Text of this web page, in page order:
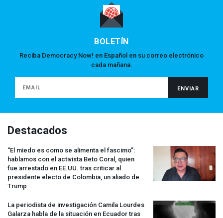
BOLETÍN
Reciba Democracy Now! en Español en su correo electrónico
cada mañana.
Destacados
“El miedo es como se alimenta el fascimo”:
hablamos con el activista Beto Coral, quien
fue arrestado en EE.UU. tras criticar al
presidente electo de Colombia, un aliado de
Trump
La periodista de investigación Camila Lourdes
Galarza habla de la situación en Ecuador tras